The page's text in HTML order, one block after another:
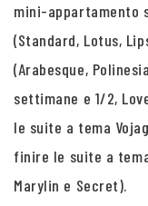
mini-appartamento
(Standard, Lotus,
(Arabesque,
settimane e 1/2,
le suite a tema
finire le suite a
Marylin e Secret).